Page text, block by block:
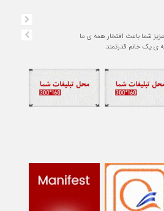
شما باعث افتخار همه ی ما
ی یک خانم قدرتمند